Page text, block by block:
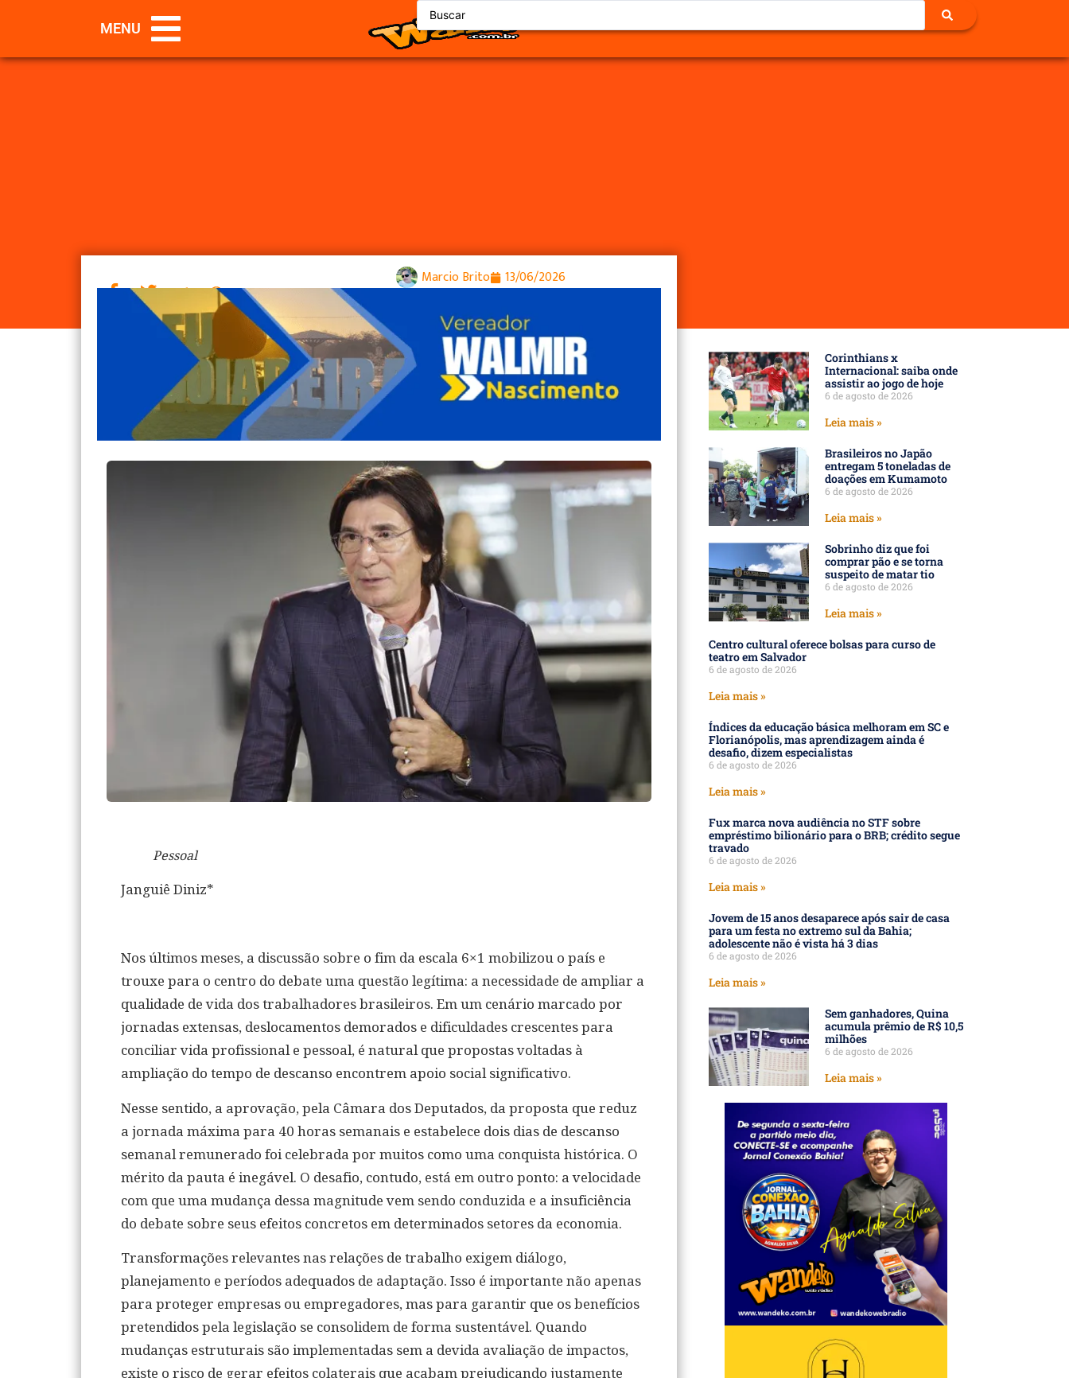
MENU
Marcio Brito 13/06/2026
Pessoal
Janguiê Diniz*
Nos últimos meses, a discussão sobre o fim da escala 6×1 mobilizou o país e
trouxe para o centro do debate uma questão legítima: a necessidade de ampliar a
qualidade de vida dos trabalhadores brasileiros. Em um cenário marcado por
jornadas extensas, deslocamentos demorados e dificuldades crescentes para
conciliar vida profissional e pessoal, é natural que propostas voltadas à
ampliação do tempo de descanso encontrem apoio social significativo.
Nesse sentido, a aprovação, pela Câmara dos Deputados, da proposta que reduz
a jornada máxima para 40 horas semanais e estabelece dois dias de descanso
semanal remunerado foi celebrada por muitos como uma conquista histórica. O
mérito da pauta é inegável. O desafio, contudo, está em outro ponto: a velocidade
com que uma mudança dessa magnitude vem sendo conduzida e a insuficiência
do debate sobre seus efeitos concretos em determinados setores da economia.
Transformações relevantes nas relações de trabalho exigem diálogo,
planejamento e períodos adequados de adaptação. Isso é importante não apenas
para proteger empresas ou empregadores, mas para garantir que os benefícios
pretendidos pela legislação se consolidem de forma sustentável. Quando
mudanças estruturais são implementadas sem a devida avaliação de impactos,
Corinthians x
Internacional: saiba onde
assistir ao jogo de hoje
6 de agosto de 2026
Leia mais »
Brasileiros no Japão
entregam 5 toneladas de
doações em Kumamoto
6 de agosto de 2026
Leia mais »
Sobrinho diz que foi
comprar pão e se torna
suspeito de matar tio
6 de agosto de 2026
Leia mais »
Centro cultural oferece bolsas para curso de
teatro em Salvador
6 de agosto de 2026
Leia mais »
Índices da educação básica melhoram em SC e
Florianópolis, mas aprendizagem ainda é
desafio, dizem especialistas
6 de agosto de 2026
Leia mais »
Fux marca nova audiência no STF sobre
empréstimo bilionário para o BRB; crédito segue
travado
6 de agosto de 2026
Leia mais »
Jovem de 15 anos desaparece após sair de casa
para um festa no extremo sul da Bahia;
adolescente não é vista há 3 dias
6 de agosto de 2026
Leia mais »
Sem ganhadores, Quina
acumula prêmio de R$ 10,5
milhões
6 de agosto de 2026
Leia mais »